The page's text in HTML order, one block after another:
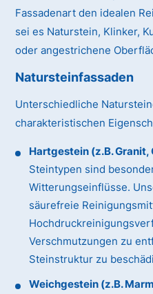
Fassadenart den idealen
sei es Naturstein, Klinker,
oder angestrichene
Natursteinfassaden
Unterschiedliche
charakteristischen
Hartgestein (z.B. Granit,
Steintypen sind
Witterungseinflüsse.
säurefreie
Verschmutzungen zu
Steinstruktur zu
Weichgestein (z.B.